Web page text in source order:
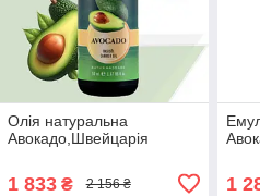
Олія натуральна
Авокадо,Швейцарія
1 833₴ 2 156 ₴ 1